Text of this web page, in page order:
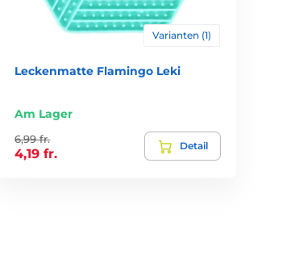
Varianten (1)
Leckenmatte Flamingo Leki
Am Lager
6,99 fr.
4,19 fr.
Detail